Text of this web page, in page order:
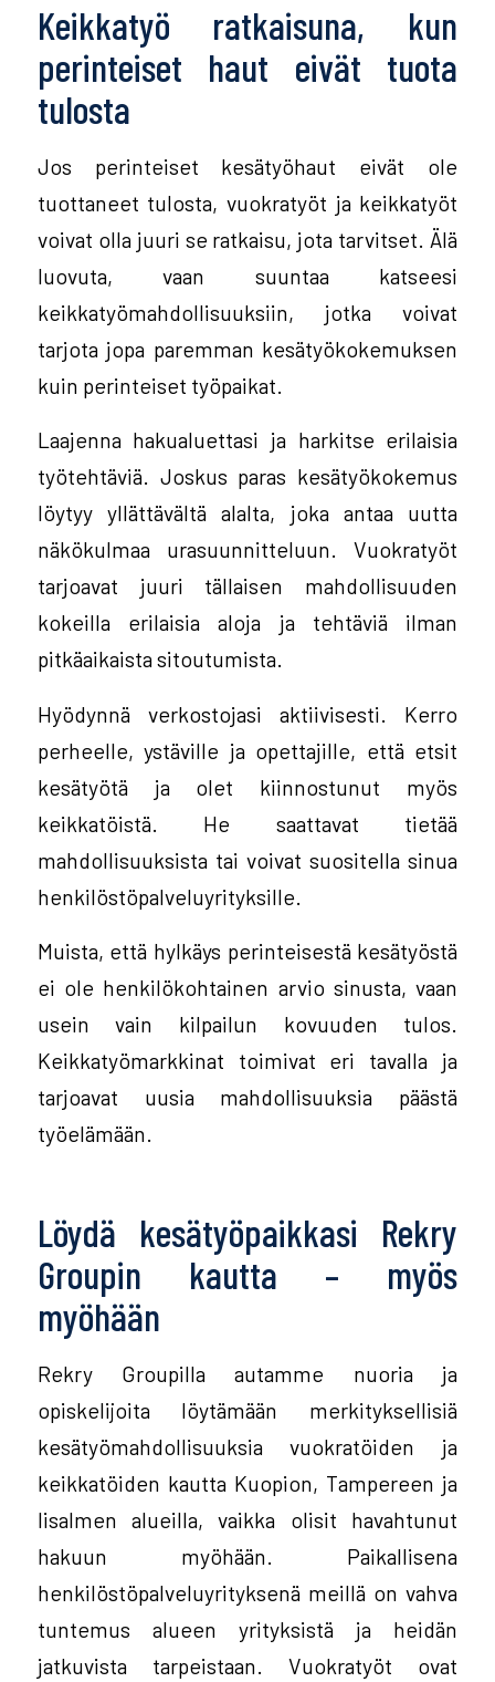
Keikkatyö ratkaisuna, kun
perinteiset haut eivät tuota
tulosta
Jos perinteiset kesätyöhaut eivät ole
tuottaneet tulosta, vuokratyöt ja keikkatyöt
voivat olla juuri se ratkaisu, jota tarvitset. Älä
luovuta, vaan suuntaa katseesi
keikkatyömahdollisuuksiin, jotka voivat
tarjota jopa paremman kesätyökokemuksen
kuin perinteiset työpaikat.
Laajenna hakualuettasi ja harkitse erilaisia
työtehtäviä. Joskus paras kesätyökokemus
löytyy yllättävältä alalta, joka antaa uutta
näkökulmaa urasuunnitteluun. Vuokratyöt
tarjoavat juuri tällaisen mahdollisuuden
kokeilla erilaisia aloja ja tehtäviä ilman
pitkäaikaista sitoutumista.
Hyödynnä verkostojasi aktiivisesti. Kerro
perheelle, ystäville ja opettajille, että etsit
kesätyötä ja olet kiinnostunut myös
keikkatöistä. He saattavat tietää
mahdollisuuksista tai voivat suositella sinua
henkilöstöpalveluyrityksille.
Muista, että hylkäys perinteisestä kesätyöstä
ei ole henkilökohtainen arvio sinusta, vaan
usein vain kilpailun kovuuden tulos.
Keikkatyömarkkinat toimivat eri tavalla ja
tarjoavat uusia mahdollisuuksia päästä
työelämään.
Löydä kesätyöpaikkasi Rekry
Groupin kautta – myös
myöhään
Rekry Groupilla autamme nuoria ja
opiskelijoita löytämään merkityksellisiä
kesätyömahdollisuuksia vuokratöiden ja
keikkatöiden kautta Kuopion, Tampereen ja
Iisalmen alueilla, vaikka olisit havahtunut
hakuun myöhään. Paikallisena
henkilöstöpalveluyrityksenä meillä on vahva
tuntemus alueen yrityksistä ja heidän
jatkuvista tarpeistaan. Vuokratyöt ovat